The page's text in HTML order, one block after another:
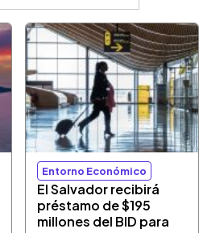
Entorno Económico
El Salvador recibirá
préstamo de $195
millones del BID para